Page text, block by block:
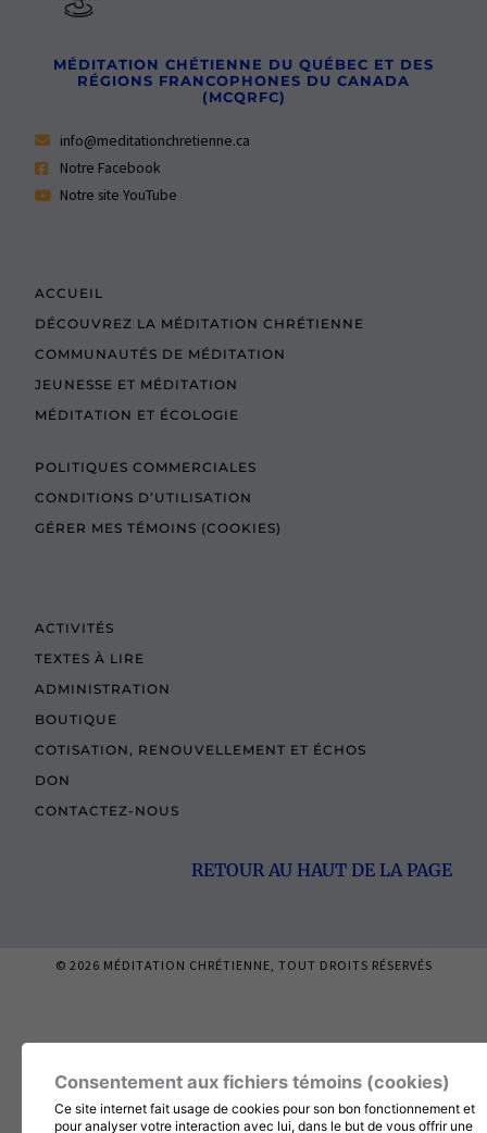
MÉDITATION CHÉTIENNE DU QUÉBEC ET DES
RÉGIONS FRANCOPHONES DU CANADA
(MCQRFC)
info@meditationchretienne.ca
Notre Facebook
Notre site YouTube
ACCUEIL
DÉCOUVREZ LA MÉDITATION CHRÉTIENNE
COMMUNAUTÉS DE MÉDITATION
JEUNESSE ET MÉDITATION
MÉDITATION ET ÉCOLOGIE
POLITIQUES COMMERCIALES
CONDITIONS D’UTILISATION
GÉRER MES TÉMOINS (COOKIES)
ACTIVITÉS
TEXTES À LIRE
ADMINISTRATION
BOUTIQUE
COTISATION, RENOUVELLEMENT ET ÉCHOS
DON
CONTACTEZ-NOUS
RETOUR AU HAUT DE LA PAGE
© 2026 MÉDITATION CHRÉTIENNE, TOUT DROITS RÉSERVÉS
Consentement aux fichiers témoins (cookies)
Ce site internet fait usage de cookies pour son bon fonctionnement et
pour analyser votre interaction avec lui, dans le but de vous offrir une